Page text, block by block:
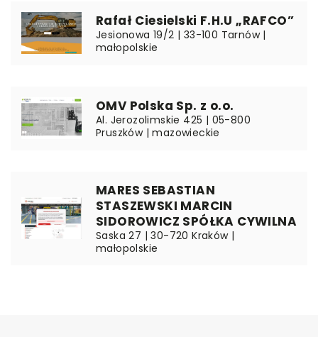
Rafał Ciesielski F.H.U „RAFCO”
Jesionowa 19/2 | 33-100 Tarnów |
małopolskie
OMV Polska Sp. z o.o.
Al. Jerozolimskie 425 | 05-800
Pruszków | mazowieckie
MARES SEBASTIAN
STASZEWSKI MARCIN
SIDOROWICZ SPÓŁKA CYWILNA
Saska 27 | 30-720 Kraków |
małopolskie